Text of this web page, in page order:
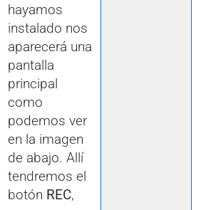
hayamos
instalado nos
aparecerá una
pantalla
principal
como
podemos ver
en la imagen
de abajo. Allí
tendremos el
botón REC,